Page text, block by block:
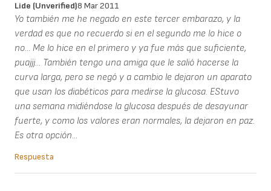
Lide (unverified)8 Mar 2011
Yo también me he negado en este tercer embarazo, y la
verdad es que no recuerdo si en el segundo me lo hice o
no... Me lo hice en el primero y ya fue más que suficiente,
puajjj... También tengo una amiga que le salió hacerse la
curva larga, pero se negó y a cambio le dejaron un aparato
que usan los diabéticos para medirse la glucosa. EStuvo
una semana midiéndose la glucosa después de desayunar
fuerte, y como los valores eran normales, la dejaron en paz.
Es otra opción...
Respuesta